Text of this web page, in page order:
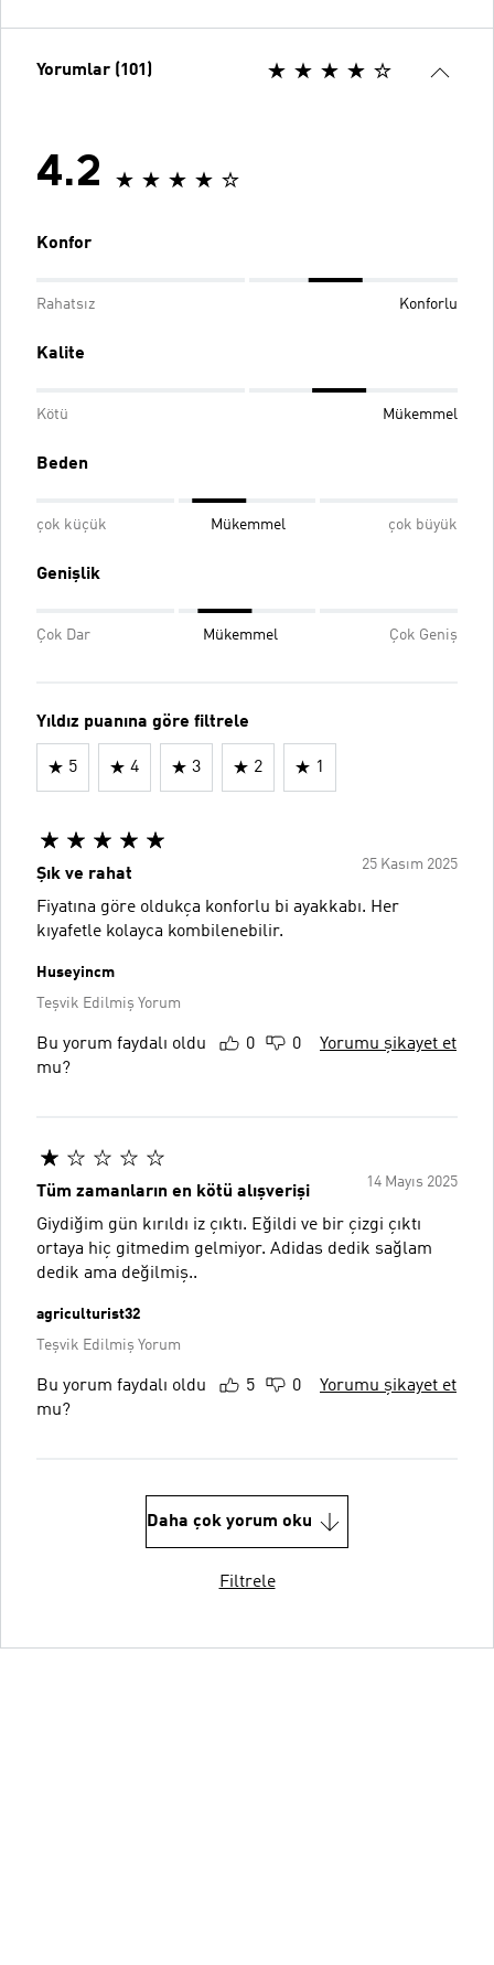
Yorumlar (101)
4.2
Konfor
Rahatsız Konforlu
Kalite
Kötü Mükemmel
Beden
çok küçük Mükemmel çok büyük
Genişlik
Çok Dar Mükemmel Çok Geniş
Yıldız puanına göre filtrele
5 4 3 2 1
25 Kasım 2025
Şık ve rahat
Fiyatına göre oldukça konforlu bi ayakkabı. Her
kıyafetle kolayca kombilenebilir.
Huseyincm
Teşvik Edilmiş Yorum
Bu yorum faydalı oldu
mu?
0 0 Yorumu şikayet et
14 Mayıs 2025
Tüm zamanların en kötü alışverişi
Giydiğim gün kırıldı iz çıktı. Eğildi ve bir çizgi çıktı
ortaya hiç gitmedim gelmiyor. Adidas dedik sağlam
dedik ama değilmiş..
agriculturist32
Teşvik Edilmiş Yorum
Bu yorum faydalı oldu
mu?
5 0 Yorumu şikayet et
Daha çok yorum oku
Filtrele